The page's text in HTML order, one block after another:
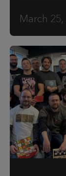
March 25,